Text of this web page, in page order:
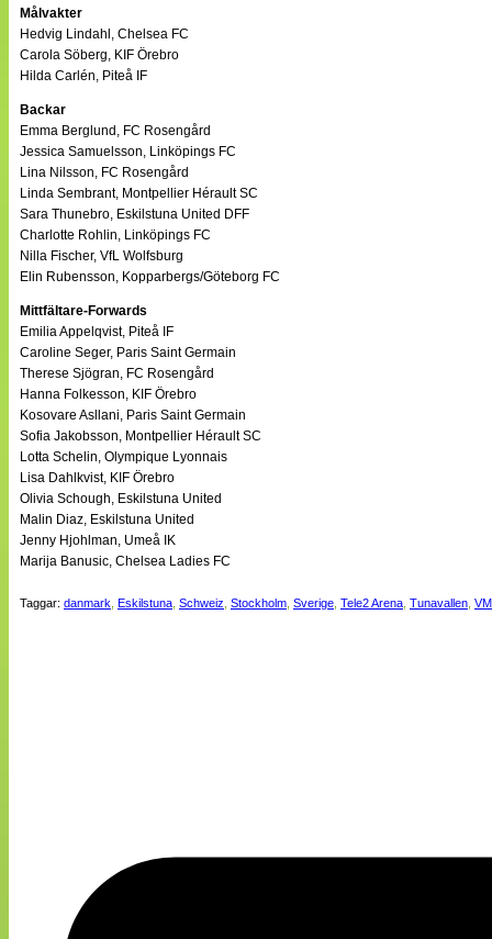
Målvakter
Hedvig Lindahl, Chelsea FC
Carola Söberg, KIF Örebro
Hilda Carlén, Piteå IF
Backar
Emma Berglund, FC Rosengård
Jessica Samuelsson, Linköpings FC
Lina Nilsson, FC Rosengård
Linda Sembrant, Montpellier Hérault SC
Sara Thunebro, Eskilstuna United DFF
Charlotte Rohlin, Linköpings FC
Nilla Fischer, VfL Wolfsburg
Elin Rubensson, Kopparbergs/Göteborg FC
Mittfältare-Forwards
Emilia Appelqvist, Piteå IF
Caroline Seger, Paris Saint Germain
Therese Sjögran, FC Rosengård
Hanna Folkesson, KIF Örebro
Kosovare Asllani, Paris Saint Germain
Sofia Jakobsson, Montpellier Hérault SC
Lotta Schelin, Olympique Lyonnais
Lisa Dahlkvist, KIF Örebro
Olivia Schough, Eskilstuna United
Malin Diaz, Eskilstuna United
Jenny Hjohlman, Umeå IK
Marija Banusic, Chelsea Ladies FC
Taggar: danmark Eskilstuna Schweiz Stockholm Sverige Tele2 Arena Tunavallen